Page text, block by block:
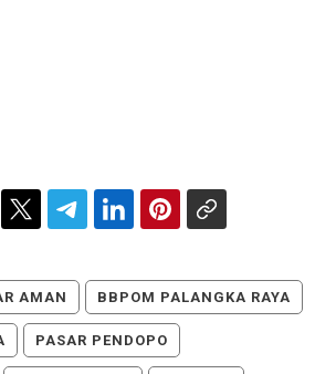
AMAN BBPOM PALANGKA RAYA
PASAR PENDOPO